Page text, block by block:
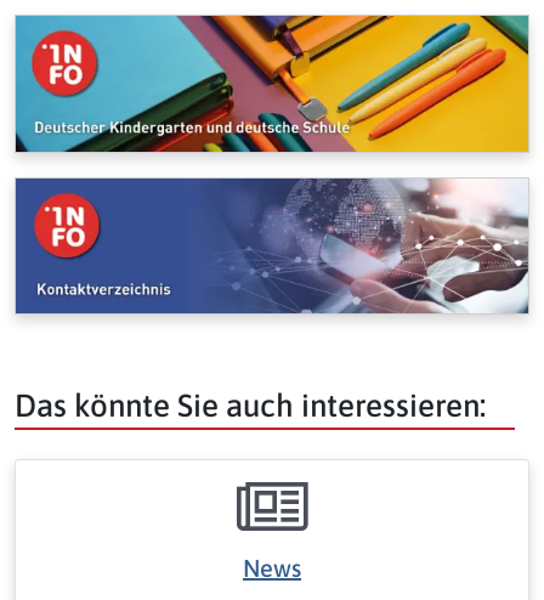
Das könnte Sie auch interessieren:
News